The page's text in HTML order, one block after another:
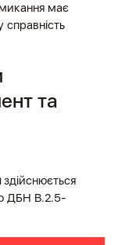
має
справність
та
здійснюється
ДБН В.2.5-